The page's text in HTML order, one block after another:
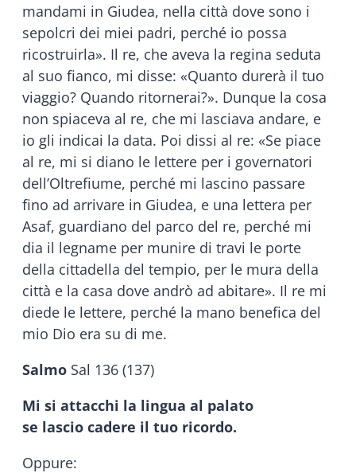
mandami in Giudea, nella città dove sono i
sepolcri dei miei padri, perché io possa
ricostruirla». Il re, che aveva la regina seduta
al suo fianco, mi disse: «Quanto durerà il tuo
viaggio? Quando ritornerai?». Dunque la cosa
non spiaceva al re, che mi lasciava andare, e
io gli indicai la data. Poi dissi al re: «Se piace
al re, mi si diano le lettere per i governatori
dell’Oltrefiume, perché mi lascino passare
fino ad arrivare in Giudea, e una lettera per
Asaf, guardiano del parco del re, perché mi
dia il legname per munire di travi le porte
della cittadella del tempio, per le mura della
città e la casa dove andrò ad abitare». Il re mi
diede le lettere, perché la mano benefica del
mio Dio era su di me.
Salmo Sal 136 (137)
Mi si attacchi la lingua al palato
se lascio cadere il tuo ricordo.
Oppure: